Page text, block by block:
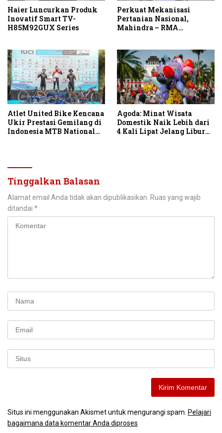
Haier Luncurkan Produk
Inovatif Smart TV-
H85M92GUX Series
Perkuat Mekanisasi
Pertanian Nasional,
Mahindra – RMA
Tingkatkan Produktivitas
Petani Indonesia
Atlet United Bike Kencana
Ukir Prestasi Gemilang di
Indonesia MTB National
Agoda: Minat Wisata
Domestik Naik Lebih dari
4 Kali Lipat Jelang Libur
Tinggalkan Balasan
Alamat email Anda tidak akan dipublikasikan. Ruas yang wajib
ditandai *
Situs ini menggunakan Akismet untuk mengurangi spam. Pelajari
bagaimana data komentar Anda diproses